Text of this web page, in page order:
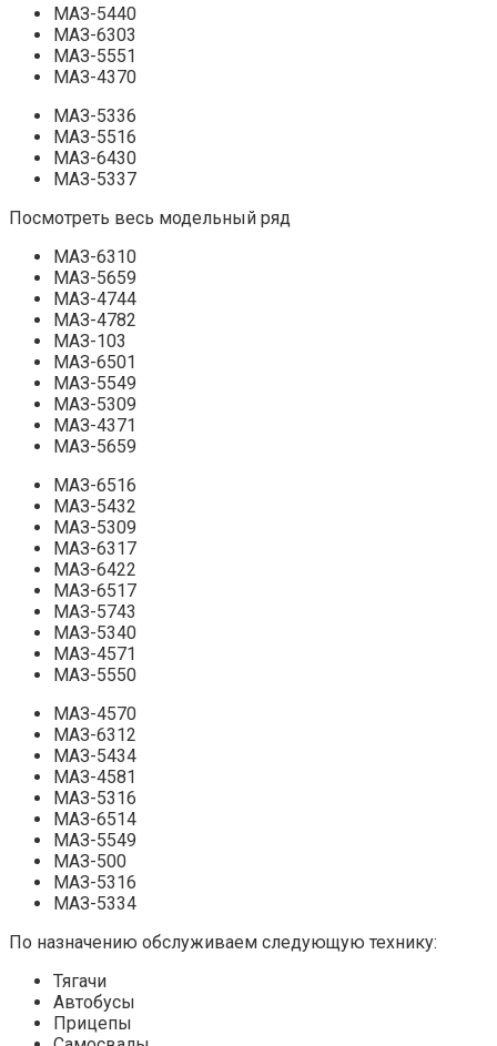
МАЗ-5440
МАЗ-6303
МАЗ-5551
МАЗ-4370
МАЗ-5336
МАЗ-5516
МАЗ-6430
МАЗ-5337
Посмотреть весь модельный ряд
МАЗ-6310
МАЗ-5659
МАЗ-4744
МАЗ-4782
МАЗ-103
МАЗ-6501
МАЗ-5549
МАЗ-5309
МАЗ-4371
МАЗ-5659
МАЗ-6516
МАЗ-5432
МАЗ-5309
МАЗ-6317
МАЗ-6422
МАЗ-6517
МАЗ-5743
МАЗ-5340
МАЗ-4571
МАЗ-5550
МАЗ-4570
МАЗ-6312
МАЗ-5434
МАЗ-4581
МАЗ-5316
МАЗ-6514
МАЗ-5549
МАЗ-500
МАЗ-5316
МАЗ-5334
По назначению обслуживаем следующую технику:
Тягачи
Автобусы
Прицепы